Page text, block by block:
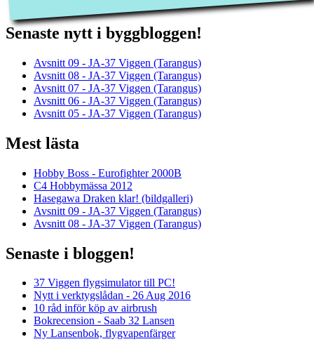
Senaste nytt i byggbloggen!
Avsnitt 09 - JA-37 Viggen (Tarangus)
Avsnitt 08 - JA-37 Viggen (Tarangus)
Avsnitt 07 - JA-37 Viggen (Tarangus)
Avsnitt 06 - JA-37 Viggen (Tarangus)
Avsnitt 05 - JA-37 Viggen (Tarangus)
Mest lästa
Hobby Boss - Eurofighter 2000B
C4 Hobbymässa 2012
Hasegawa Draken klar! (bildgalleri)
Avsnitt 09 - JA-37 Viggen (Tarangus)
Avsnitt 08 - JA-37 Viggen (Tarangus)
Senaste i bloggen!
37 Viggen flygsimulator till PC!
Nytt i verktygslådan - 26 Aug 2016
10 råd inför köp av airbrush
Bokrecension - Saab 32 Lansen
Ny Lansenbok, flygvapenfärger